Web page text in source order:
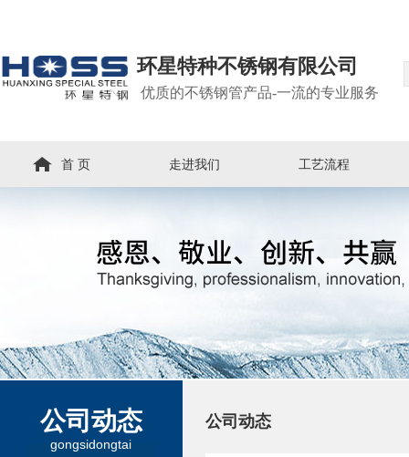
环星特种不锈钢有限公司
优质的不锈钢管产品-一流的专业服务
首 页 走进我们 工艺流程
公司动态
gongsidongtai
公司动态